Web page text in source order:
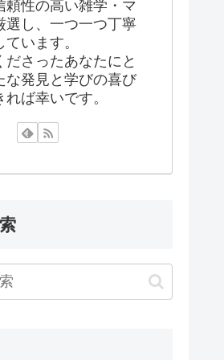
頼性の高い雑学・マ
選し、一つ一つ丁寧
います。
ださったあなたにと
な発見と学びの喜び
ば幸いです。